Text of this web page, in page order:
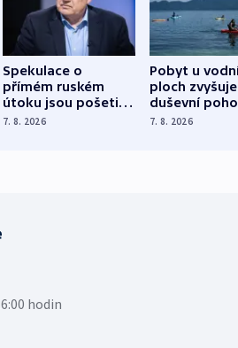
Spekulace o
přímém ruském
útoku jsou pošetilé,
míní estonský
7. 8. 2026
Pobyt u
ploch zvyšuje
duševní
ukázala
7. 8. 2026
hodin